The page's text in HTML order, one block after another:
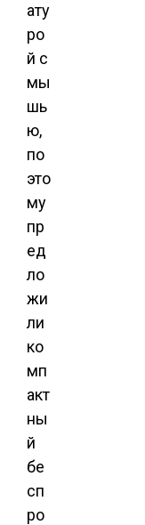
ату
ро
й с
мы
шь
ю,
по
это
му
пр
ед
ло
жи
ли
ко
мп
акт
ны
й
бе
сп
ро